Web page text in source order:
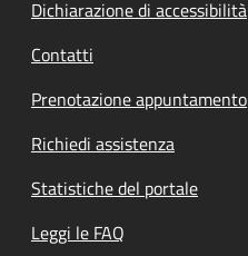
Dichiarazione di accessibilità
Contatti
Prenotazione appuntamento
Richiedi assistenza
Statistiche del portale
Leggi le FAQ